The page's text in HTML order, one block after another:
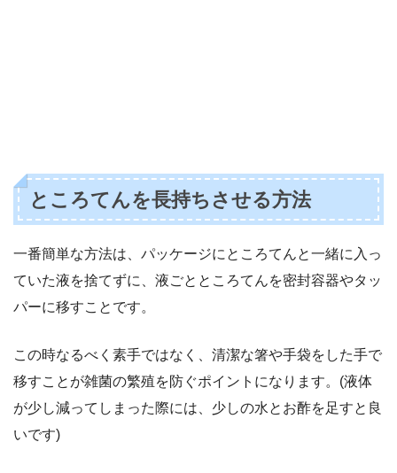
ところてんを長持ちさせる方法
一番簡単な方法は、パッケージにところてんと一緒に入っ
ていた液を捨てずに、液ごとところてんを密封容器やタッ
パーに移すことです。
この時なるべく素手ではなく、清潔な箸や手袋をした手で
移すことが雑菌の繁殖を防ぐポイントになります。(液体
が少し減ってしまった際には、少しの水とお酢を足すと良
いです)